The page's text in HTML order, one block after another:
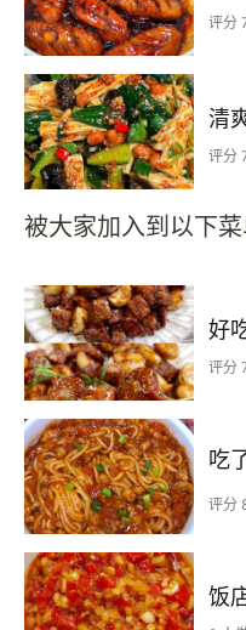
评分
清
评分
被大家加入到以下
好
评分
评分